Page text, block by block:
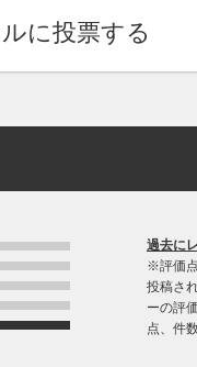
に投票する
過去に
※評価
投稿さ
ーの評
点、件